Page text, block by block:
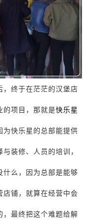
，终于在茫茫的汉堡店
的项目，那就是快乐星
为快乐星的总部能提供
装修、人员的培训，
什么，因为总部是能够
店铺，就算在经营中会
，最终把这个难题给解